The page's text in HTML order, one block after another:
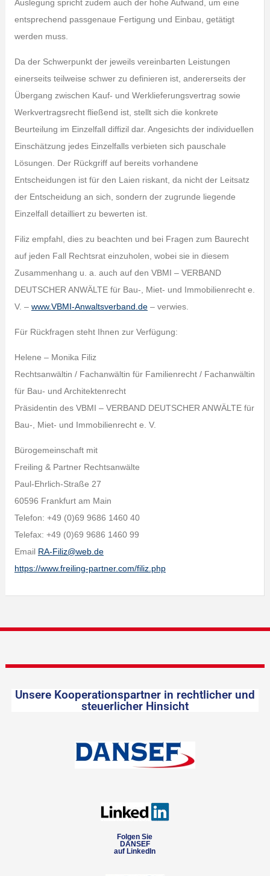
Auslegung spricht zudem auch der hohe Aufwand, um eine
entsprechend passgenaue Fertigung und Einbau, getätigt
werden muss.
Da der Schwerpunkt der jeweils vereinbarten Leistungen
einerseits teilweise schwer zu definieren ist, andererseits der
Übergang zwischen Kauf- und Werklieferungsvertrag sowie
Werkvertragsrecht fließend ist, stellt sich die konkrete
Beurteilung im Einzelfall diffizil dar. Angesichts der individuellen
Einschätzung jedes Einzelfalls verbieten sich pauschale
Lösungen. Der Rückgriff auf bereits vorhandene
Entscheidungen ist für den Laien riskant, da nicht der Leitsatz
der Entscheidung an sich, sondern der zugrunde liegende
Einzelfall detailliert zu bewerten ist.
Filiz empfahl, dies zu beachten und bei Fragen zum Baurecht
auf jeden Fall Rechtsrat einzuholen, wobei sie in diesem
Zusammenhang u. a. auch auf den VBMI – VERBAND
DEUTSCHER ANWÄLTE für Bau-, Miet- und Immobilienrecht e.
V. – www.VBMI-Anwaltsverband.de– verwies.
Für Rückfragen steht Ihnen zur Verfügung:
Helene – Monika Filiz
Rechtsanwältin / Fachanwältin für Familienrecht / Fachanwältin
für Bau- und Architektenrecht
Präsidentin des VBMI – VERBAND DEUTSCHER ANWÄLTE für
Bau-, Miet- und Immobilienrecht e. V.
Bürogemeinschaft mit
Freiling & Partner Rechtsanwälte
Paul-Ehrlich-Straße 27
60596 Frankfurt am Main
Telefon: +49 (0)69 9686 1460 40
Telefax: +49 (0)69 9686 1460 99
Email RA-Filiz@web.de
https://www.freiling-partner.com/filiz.php
Unsere Kooperationspartner in rechtlicher und
steuerlicher Hinsicht
Folgen Sie
DANSEF
auf LinkedIn